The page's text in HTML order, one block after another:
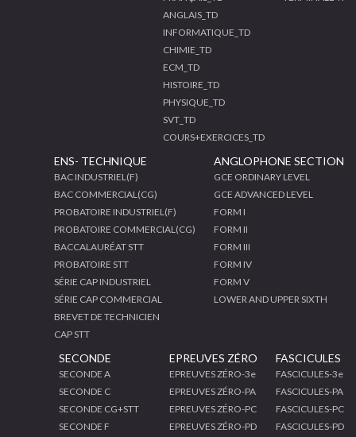
ANGLAIS_TD
INFORMATIQUE_TD
CHIMIE_TD
ECM_TD
HISTOIRE_TD
PHYSIQUE_TD
SVT_TD
COURS+EXERCICES_TD
ENS- TECHNIQUE
BAC INDUSTRIEL(F)
BAC COMMERCIAL(CG)
PROBATOIRE INDUSTRIEL(F)
PROBATOIRE COMMERCIAL(CG)
BACCALAURÉAT STT
PROBATOIRE STT
SÉRIE CAP INDUSTRIEL
SÉRIE CAP COMMERCIAL
BREVET DE TECHNICIEN
CAP STT
ANGLOPHONE SECTION
GCE ORDINARY LEVEL
GCE ADVANCED LEVEL
FORM I
FORM II
FORM III
FORM IV
FORM V
LOWER AND UPPER SIXTH
SECONDE
SECONDE A
SECONDE C
SECONDE CG+STT
SECONDE F
EPREUVES ZÉRO
EPREUVES ZÉRO-3e
EPREUVES ZÉRO-PA
EPREUVES ZÉRO-PC
EPREUVES ZÉRO-PD
FASCICULES
FASCICULES-3e
FASCICULES-PA
FASCICULES-PC
FASCICULES-PD